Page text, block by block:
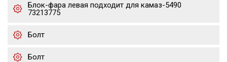
Блок-фара левая подходит для камаз-5490
73213775
Болт
Болт